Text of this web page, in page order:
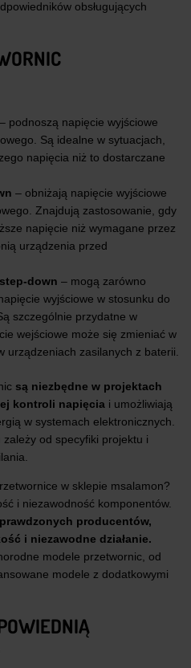
obsługujących
– podnoszą napięcie wyjściowe
Są idealne w sytuacjach,
napięcia niż to dostarczane
– obniżają napięcie wyjściowe
Znajdują zastosowanie, gdy
napięcie niż wymagane przez
urządzenia przed
down – mogą zarówno
wyjściowe w stosunku do
szczególnie przydatne w
wejściowe może się zmieniać w
urządzeniach zasilanych z baterii.
są niezbędne w projektach
kontroli napięcia i umożliwiają
w systemach elektronicznych.
od specyfiki projektu i
w sklepie msalamon?
i niezawodność komponentów.
producentów,
i niezawodne działanie.
modele przetwornic, od
modele z dodatkowymi